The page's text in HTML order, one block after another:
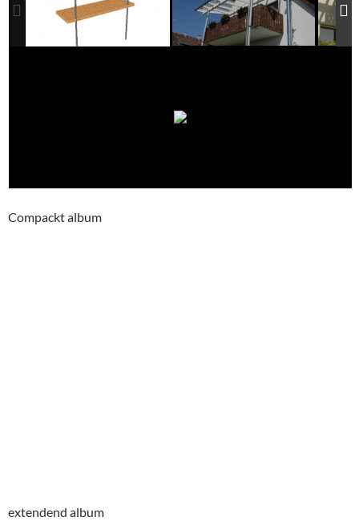
Compackt album
extendend album